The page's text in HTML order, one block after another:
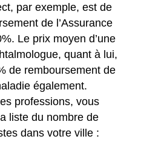
par exemple, est de
de l’Assurance
Le prix moyen d’une
quant à lui,
de remboursement de
également.
professions, vous
liste du nombre de
dans votre ville :